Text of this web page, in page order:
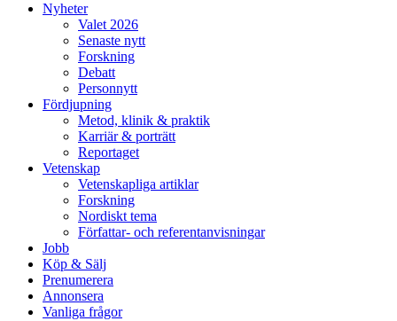
Nyheter
Valet 2026
Senaste nytt
Forskning
Debatt
Personnytt
Fördjupning
Metod, klinik & praktik
Karriär & porträtt
Reportaget
Vetenskap
Vetenskapliga artiklar
Forskning
Nordiskt tema
Författar- och referentanvisningar
Jobb
Köp & Sälj
Prenumerera
Annonsera
Vanliga frågor